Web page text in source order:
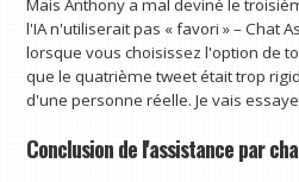
l'IA n'utiliserait pas « favori » – Chat
lorsque vous choisissez l'option de
que le quatrième tweet était trop
d'une personne réelle. Je vais
Conclusion de l'assistance par